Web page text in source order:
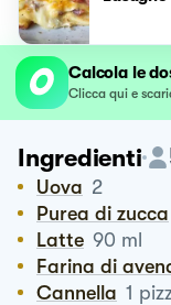
Calcola le
Clicca qui e
Ingredienti
Uova 2
Purea di zucca
Latte 90 ml
Farina di
Cannella 1